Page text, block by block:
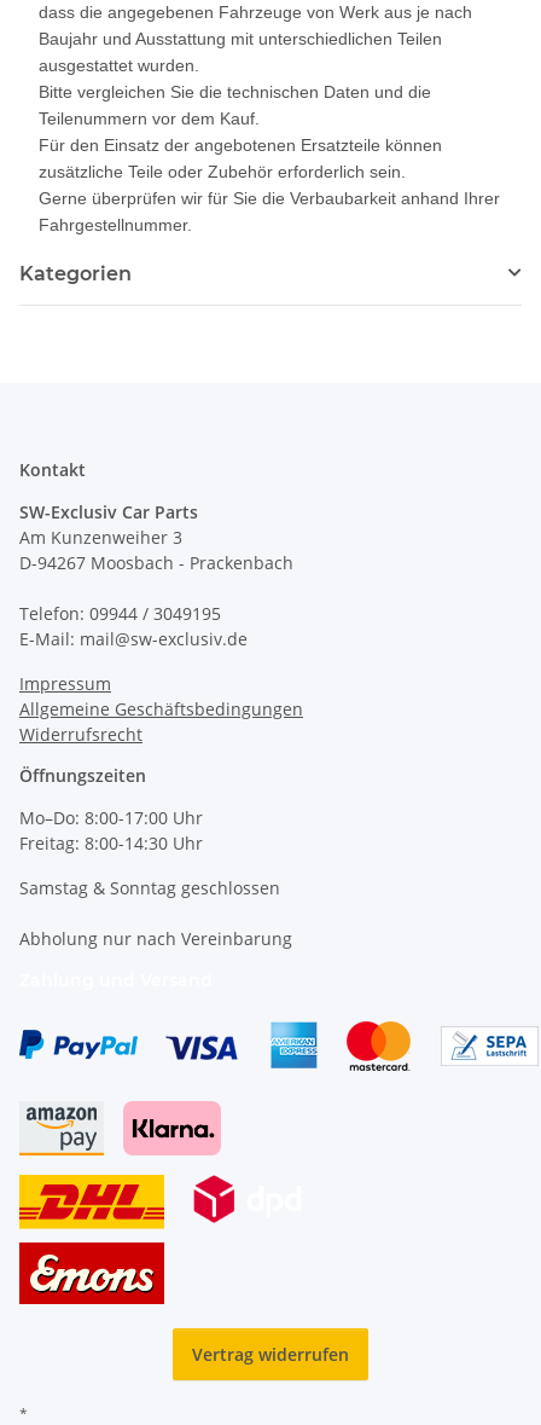
dass die angegebenen Fahrzeuge von Werk aus je nach
Baujahr und Ausstattung mit unterschiedlichen Teilen
ausgestattet wurden.
Bitte vergleichen Sie die technischen Daten und die
Teilenummern vor dem Kauf.
Für den Einsatz der angebotenen Ersatzteile können
zusätzliche Teile oder Zubehör erforderlich sein.
Gerne überprüfen wir für Sie die Verbaubarkeit anhand Ihrer
Fahrgestellnummer.
Kategorien
Kontakt
SW-Exclusiv Car Parts
Am Kunzenweiher 3
D-94267 Moosbach - Prackenbach
Telefon: 09944 / 3049195
E-Mail: mail@sw-exclusiv.de
Impressum
Allgemeine Geschäftsbedingungen
Widerrufsrecht
Öffnungszeiten
Mo–Do: 8:00-17:00 Uhr
Freitag: 8:00-14:30 Uhr
Samstag & Sonntag geschlossen
Abholung nur nach Vereinbarung
Vertrag widerrufen
*